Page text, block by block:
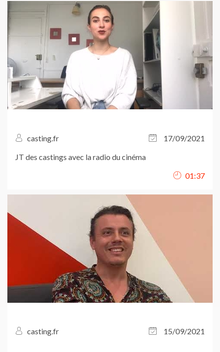
casting.fr
17/09/2021
JT des castings avec la radio du cinéma
01:37
casting.fr 15/09/2021